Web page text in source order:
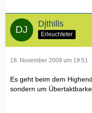
Djthills
Erleuchteter
18. November 2009 um 19:51
Es geht beim dem
sondern um